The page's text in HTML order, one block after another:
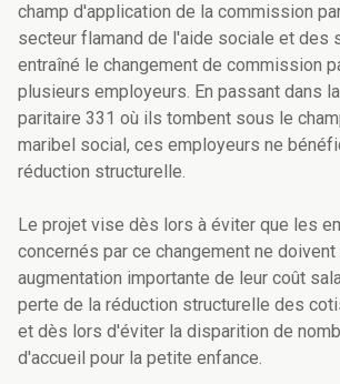
champ d'application de la commission
secteur flamand de l'aide sociale et des
entraîné le changement de commission
plusieurs employeurs. En passant dans
paritaire 331 où ils tombent sous le
maribel social, ces employeurs ne
réduction structurelle.
Le projet vise dès lors à éviter que les
concernés par ce changement ne
augmentation importante de leur coût
perte de la réduction structurelle des
et dès lors d'éviter la disparition de
d'accueil pour la petite enfance.